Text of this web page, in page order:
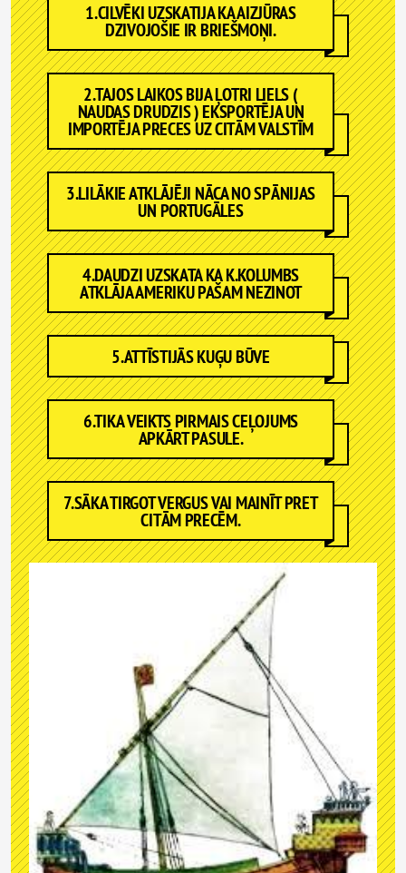
1.CILVĒKI UZSKATIJA KA AIZJŪRAS
DZIVOJOŠIE IR BRIEŠMOŅI.
2.TAJOS LAIKOS BIJA ĻOTRI LIELS (
NAUDAS DRUDZIS ) EKSPORTĒJA UN
IMPORTĒJA PRECES UZ CITĀM VALSTĪM
3.LILĀKIE ATKLĀJĒJI NĀCA NO SPĀNIJAS
UN PORTUGĀLES
4.DAUDZI UZSKATA KA K.KOLUMBS
ATKLĀJA AMERIKU PAŠAM NEZINOT
5.ATTĪSTIJĀS KUĢU BŪVE
6.TIKA VEIKTS PIRMAIS CEĻOJUMS
APKĀRT PASULE.
7.SĀKA TIRGOT VERGUS VAI MAINĪT PRET
CITĀM PRECĒM.